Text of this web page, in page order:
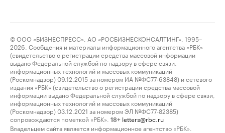
© ООО «БИЗНЕСПРЕСС», АО «РОСБИЗНЕСКОНСАЛТИНГ», 1995–
2026. Сообщения и материалы информационного агентства «РБК»
(свидетельство о регистрации средства массовой информации
выдано Федеральной службой по надзору в сфере связи,
информационных технологий и массовых коммуникаций
(Роскомнадзор) 09.12.2015 за номером ИА №ФС77-63848) и сетевого
издания «РБК» (свидетельство о регистрации средства массовой
информации выдано Федеральной службой по надзору в сфере связи,
информационных технологий и массовых коммуникаций
(Роскомнадзор) 03.12.2021 за номером ЭЛ №ФС77-82385)
сопровождаются пометкой «РБК».
18+ letters@rbc.ru
Владельцем сайта является информационное агентство «РБК».